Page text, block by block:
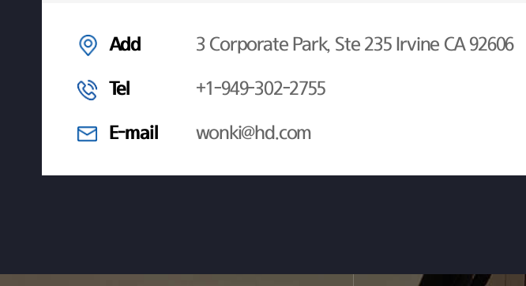
Add 3 Corporate Park, Ste 235 Irvine CA 92606
Tel +1-949-302-2755
E-mail wonki@hd.com